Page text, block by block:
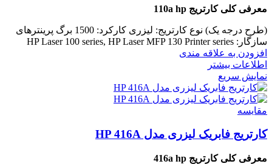
معرفی کلی کارتریج 110a hp
(طرح درجه یک) نوع کارتریج: لیزری کارکرد: 1500 برگ
پرینترهای
سازگار: HP Laser 100 series, HP Laser MFP 130 Printer series
افزودن به علاقه مندی
اطلاعات بیشتر
نمایش سریع
مقايسه
کارتریج فابریک لیزری مدل HP 416A
معرفی کلی کارتریج 416a hp